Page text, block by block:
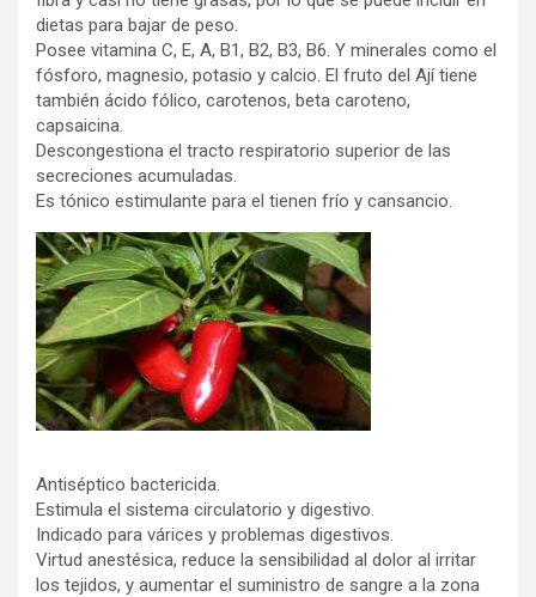
dietas para bajar de peso.
Posee vitamina C, E, A, B1, B2, B3, B6. Y minerales como el
fósforo, magnesio, potasio y calcio. El fruto del Ají tiene
también ácido fólico, carotenos, beta caroteno,
capsaicina.
Descongestiona el tracto respiratorio superior de las
secreciones acumuladas.
Es tónico estimulante para el tienen frío y cansancio.
Antiséptico bactericida.
Estimula el sistema circulatorio y digestivo.
Indicado para várices y problemas digestivos.
Virtud anestésica, reduce la sensibilidad al dolor al irritar
los tejidos, y aumentar el suministro de sangre a la zona